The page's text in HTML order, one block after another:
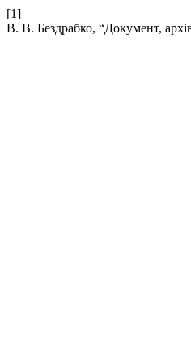
[1]
В. В. Бездрабко, “Документ,